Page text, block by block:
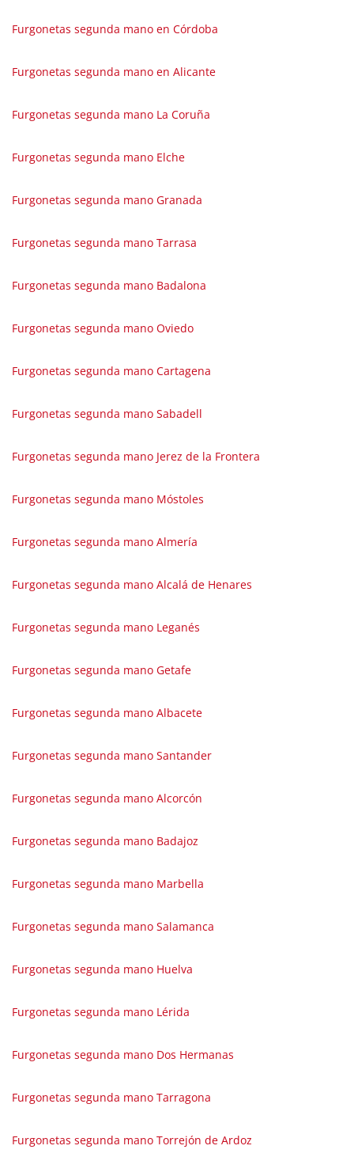
Furgonetas segunda mano en Córdoba
Furgonetas segunda mano en Alicante
Furgonetas segunda mano La Coruña
Furgonetas segunda mano Elche
Furgonetas segunda mano Granada
Furgonetas segunda mano Tarrasa
Furgonetas segunda mano Badalona
Furgonetas segunda mano Oviedo
Furgonetas segunda mano Cartagena
Furgonetas segunda mano Sabadell
Furgonetas segunda mano Jerez de la Frontera
Furgonetas segunda mano Móstoles
Furgonetas segunda mano Almería
Furgonetas segunda mano Alcalá de Henares
Furgonetas segunda mano Leganés
Furgonetas segunda mano Getafe
Furgonetas segunda mano Albacete
Furgonetas segunda mano Santander
Furgonetas segunda mano Alcorcón
Furgonetas segunda mano Badajoz
Furgonetas segunda mano Marbella
Furgonetas segunda mano Salamanca
Furgonetas segunda mano Huelva
Furgonetas segunda mano Lérida
Furgonetas segunda mano Dos Hermanas
Furgonetas segunda mano Tarragona
Furgonetas segunda mano Torrejón de Ardoz